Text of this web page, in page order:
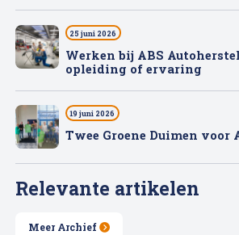
Relevante artikelen
Meer Archief
25 juni 2026
Werken bij ABS
opleiding of ervaring
19 juni 2026
Twee Groene Duimen voor